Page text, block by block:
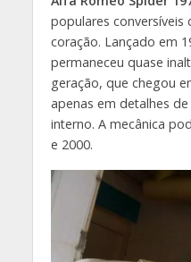
populares conversíveis
coração. Lançado em
permaneceu quase
geração, que chegou
apenas em detalhes
interno. A mecânica
e 2000.